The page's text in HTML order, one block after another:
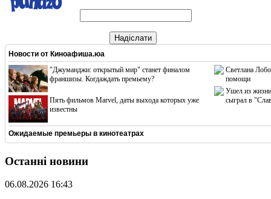
Надіслати
Новости от Киноафиша.юа
"Джуманджи: открытый мир" станет финалом
франшизы. Когдаждать премьему?
Пять фильмов Marvel, даты выхода которых уже
известны
Светлана
помощи
Ушел из жизни
сыграл в
Ожидаемые премьеры в кинотеатрах
Останні новини
06.08.2026 16:43